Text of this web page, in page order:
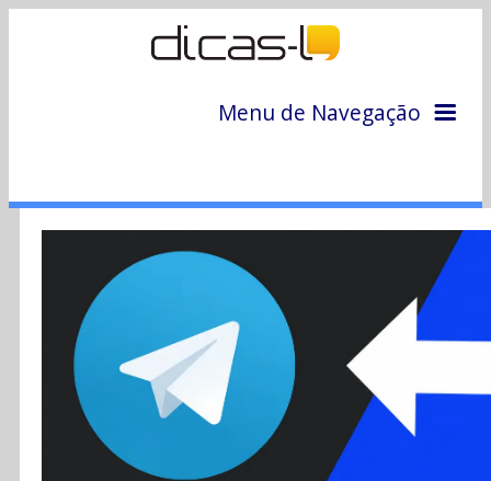
Menu de Navegação
Colunas
Colaboradores